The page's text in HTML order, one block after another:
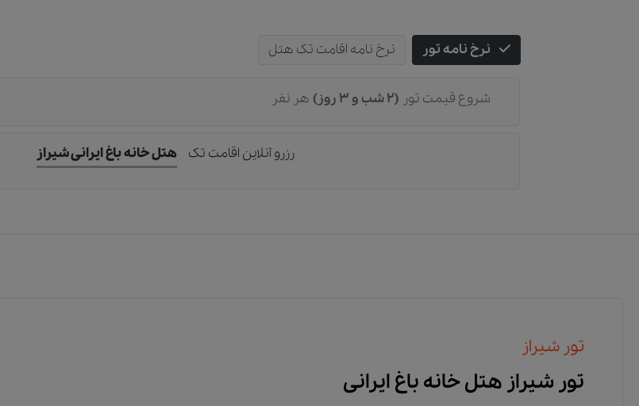
نرخ نامه تور نرخ نامه اقامت تک هتل
شروع قیمت تور (2 شب و 3 روز) هر نفر
رزرو آنلاین اقامت تک هتل خانه باغ ایرانی شیراز
تور شیراز
تور شیراز هتل خانه باغ ایرانی